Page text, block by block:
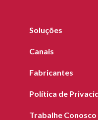
Soluções
Canais
Fabricantes
Política de
Trabalhe Conosco